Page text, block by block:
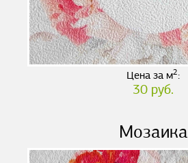
Цена за м2:
30 руб.
Мозаика